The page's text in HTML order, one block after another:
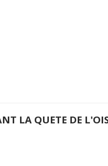
LA QUETE DE